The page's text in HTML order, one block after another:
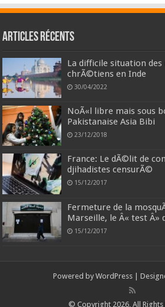
Articles récents
La difficile situation des
chrÃ©tiens en Inde
30/04/2022
NoÃ«l libre mais sous
Pakistanaise Asia Bibi
23/12/2018
France: Le dÃ©lit de
djihadistes censurÃ©
15/12/2017
Fermeture de la
Marseille, le Â« test Â»
15/12/2017
Powered by WordPress |
© Copyright 2026, All Rights